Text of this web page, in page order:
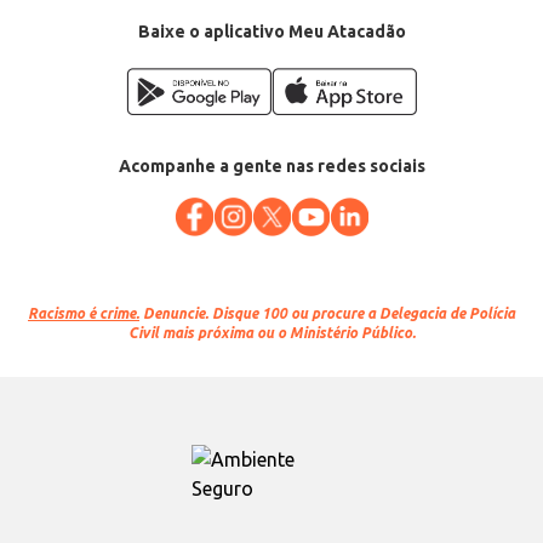
Baixe o aplicativo Meu Atacadão
Acompanhe a gente nas redes sociais
Racismo é crime. Denuncie. Disque 100 ou procure a Delegacia de Polícia
Civil mais próxima ou o Ministério Público.